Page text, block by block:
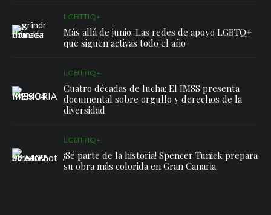
LGBTTIQ+
Más allá de junio: Las redes de apoyo LGBTQ+
que siguen activas todo el año
LGBTTIQ+
Cuatro décadas de lucha: El IMSS presenta
documental sobre orgullo y derechos de la
diversidad
LGBTTIQ+
¡Sé parte de la historia! Spencer Tunick prepara
su obra más colorida en Gran Canaria